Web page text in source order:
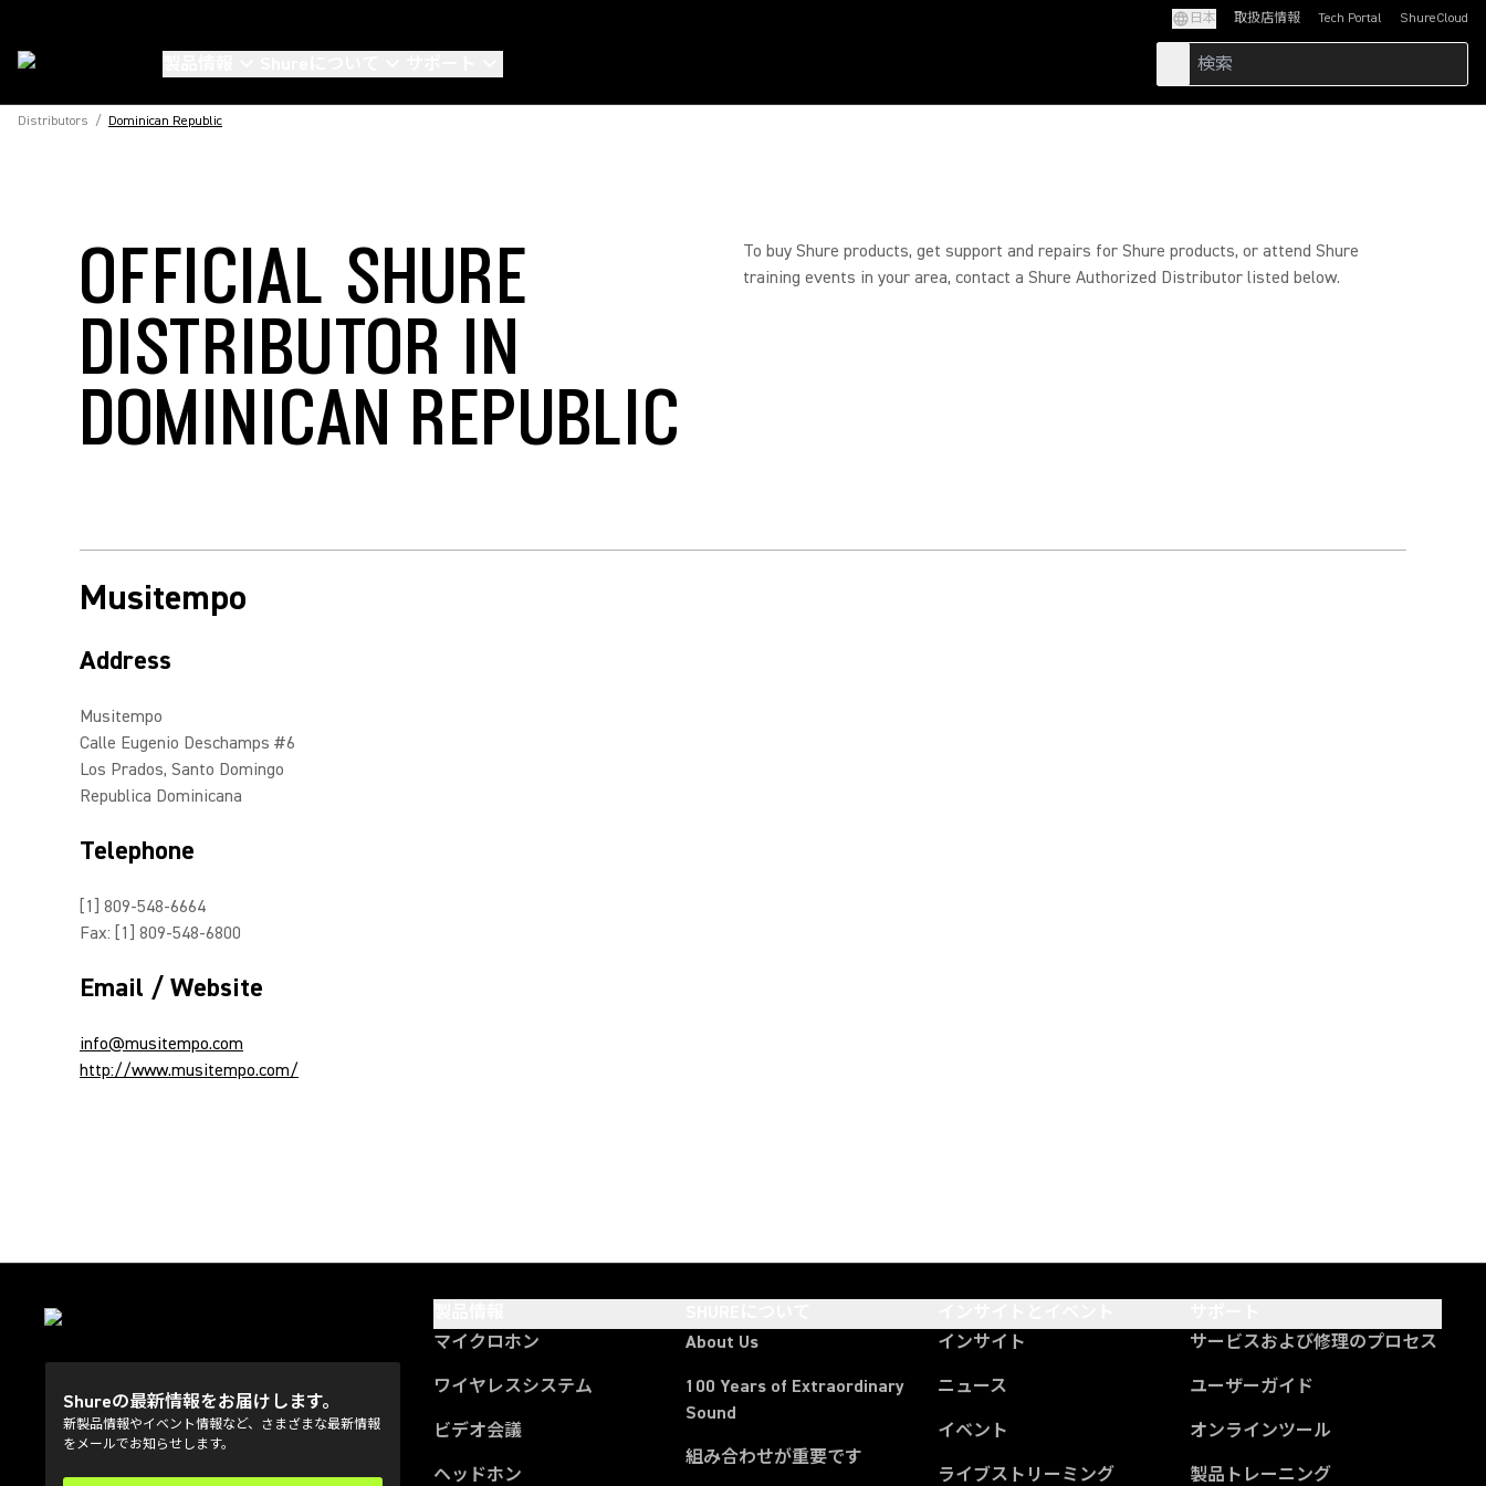
日本 取扱店情報 Tech Portal
(Opens in a new tab)ShureCloud
(Opens in a new
Distributors / Dominican Republic
OFFICIAL SHURE
DISTRIBUTOR IN
DOMINICAN REPUBLIC
To buy Shure products, get support and repairs for Shure products, or attend Shure
training events in your area, contact a Shure Authorized Distributor listed below.
Musitempo
Address
Musitempo
Calle Eugenio Deschamps #6
Los Prados, Santo Domingo
Republica Dominicana
Telephone
[1] 809-548-6664
Fax: [1] 809-548-6800
Email / Website
info@musitempo.com
http://www.musitempo.com/
Shureの最新情報をお届けします。
新製品情報やイベント情報など、さまざまな最新情報
をメールでお知らせします。
マイクロホン
ワイヤレスシステム
ビデオ会議
ヘッドホン
About Us
100 Years of Extraordinary
Sound
組み合わせが重要です
インサイト
ニュース
イベント
ライブストリーミング
サービスおよび修理のプロセス
ユーザーガイド
オンラインツール
製品トレーニング